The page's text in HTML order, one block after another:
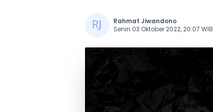
Rahmat Jiwandono
Senin 03 Oktober 2022, 20:07 WIB